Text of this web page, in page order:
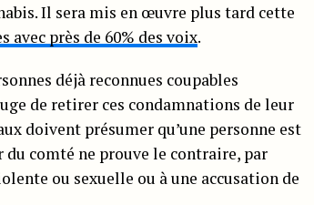
Il sera mis en œuvre plus tard cette
près de 60% des voix.
déjà reconnues coupables
de retirer ces condamnations de leur
doivent présumer qu’une personne est
comté ne prouve le contraire, par
ou sexuelle ou à une accusation de